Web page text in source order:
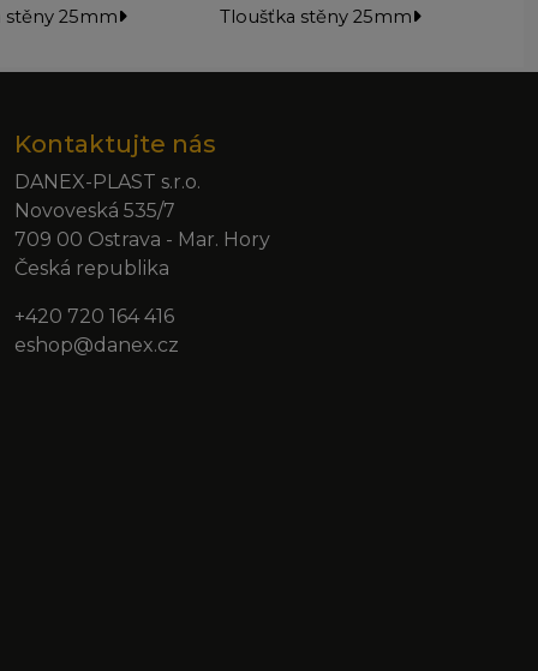
stěny 25mm Tloušťka stěny 25mm
Kontaktujte nás
DANEX-PLAST s.r.o.
Novoveská 535/7
709 00 Ostrava - Mar. Hory
Česká republika
+420 720 164 416
eshop@danex.cz